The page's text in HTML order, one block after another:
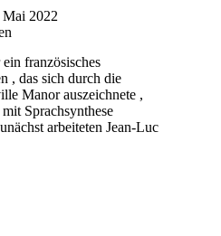
Mai 2022
französisches
, das sich durch die
Manor auszeichnete ,
Sprachsynthese
arbeiteten Jean-Luc